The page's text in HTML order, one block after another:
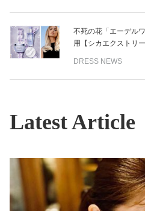
不死の花「エーデル
用【シカエクストリ
DRESS NEWS
Latest Article